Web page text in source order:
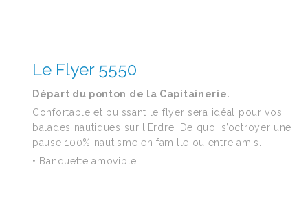
Le Flyer 5550
Départ du ponton de la Capitainerie.
Confortable et puissant le flyer sera idéal pour vos
balades nautiques sur l’Erdre. De quoi s’octroyer une
pause 100% nautisme en famille ou entre amis.
• Banquette amovible